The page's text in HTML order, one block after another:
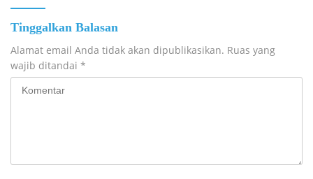
Tinggalkan Balasan
Alamat email Anda tidak akan dipublikasikan. Ruas yang
wajib ditandai *